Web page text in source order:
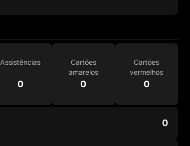
Assistências
0
Cartões
amarelos
0
Cartões
vermelhos
0
0